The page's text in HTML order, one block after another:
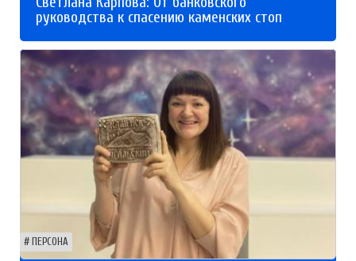
руководства к спасению каменских стоп
ПЕРСОНА